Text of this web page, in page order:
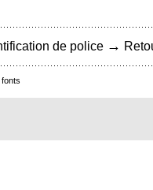
de police →